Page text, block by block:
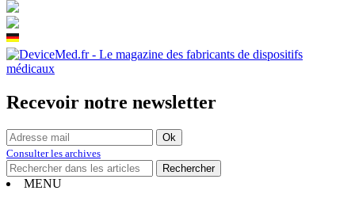
Recevoir notre newsletter
Consulter les archives
MENU